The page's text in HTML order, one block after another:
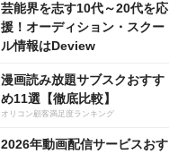
芸能界を志す10代～20代を応
援！オーディション・スクー
ル情報はDeview
漫画読み放題サブスクおすす
め11選【徹底比較】
オリコン顧客満足度ランキング
2026年動画配信サービスおす